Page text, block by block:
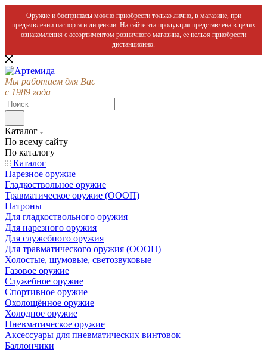
Оружие и боеприпасы можно приобрести только лично, в магазине, при
предъявлении паспорта и лицензии. На сайте эта продукция представлена в целях
ознакомления с ассортиментом розничного магазина, ее нельзя приобрести
дистанционно.
Мы работаем для Вас
с 1989 года
Каталог
По всему сайту
По каталогу
Каталог
Нарезное оружие
Гладкоствольное оружие
Травматическое оружие (ОООП)
Патроны
Для гладкоствольного оружия
Для нарезного оружия
Для служебного оружия
Для травматического оружия (ОООП)
Холостые, шумовые, светозвуковые
Газовое оружие
Служебное оружие
Спортивное оружие
Охолощённое оружие
Холодное оружие
Пневматическое оружие
Аксессуары для пневматических винтовок
Баллончики